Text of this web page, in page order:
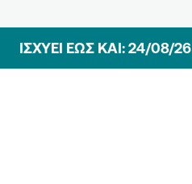
ΙΣΧΥΕΙ ΕΩΣ ΚΑΙ: 24/08/26